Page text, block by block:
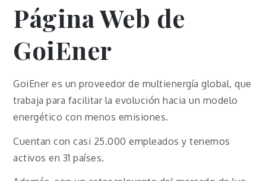
Página Web de
GoiEner
GoiEner es un proveedor de multienergía global, que
trabaja para facilitar la evolución hacia un modelo
energético con menos emisiones.
Cuentan con casi 25.000 empleados y tenemos
activos en 31 países.